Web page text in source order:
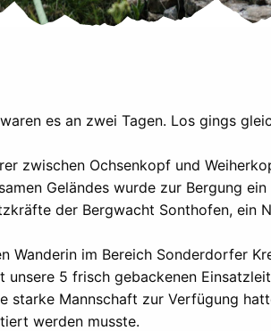
es an zwei Tagen. Los gings
zwischen Ochsenkopf und
Geländes wurde zur Bergung ein
der Bergwacht Sonthofen, ein
Wanderin im Bereich Sonderdorfer
5 frisch gebackenen
starke Mannschaft zur Verfügung
werden musste.